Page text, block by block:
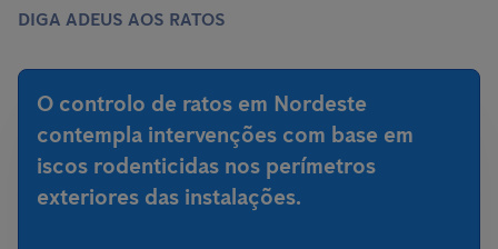
DIGA ADEUS AOS RATOS
O controlo de ratos em Nordeste
contempla intervenções com base em
iscos rodenticidas nos perímetros
exteriores das instalações.